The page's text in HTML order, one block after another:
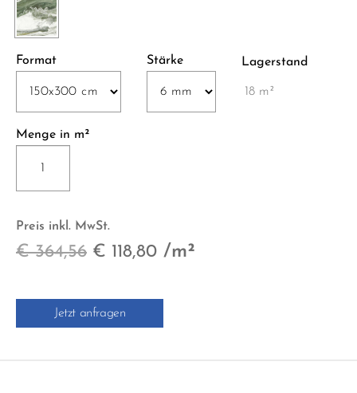
Format Stärke Lagerstand
18 m²
Menge in m²
LIQUID
COSMO
150x300
cm
Preis inkl. MwSt.
€364,56 Ursprünglicher
war:
€ 118,80Aktueller
/m²
Jetzt anfragen